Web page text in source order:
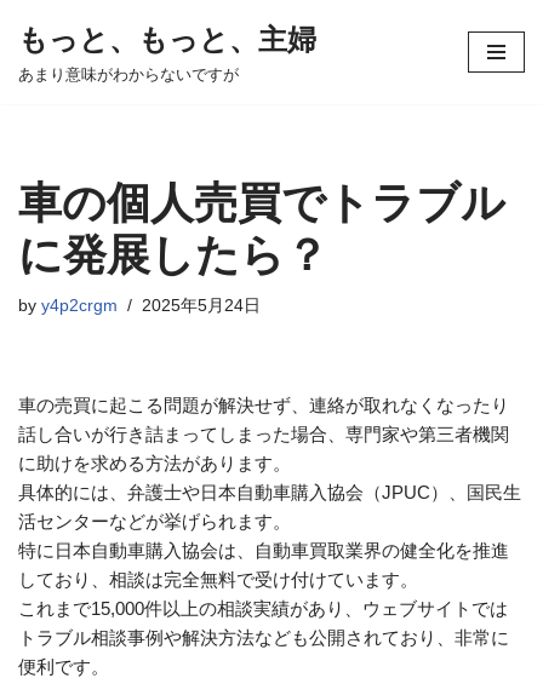
コ
ツ
へ
ス
キ
ッ
もっと、もっと、主婦
あまり意味がわからないですが
車の個人売買でトラブル
に発展したら？
by y4p2crgm 2025年5月24日
車の売買に起こる問題が解決せず、連絡が取れなくなったり
話し合いが行き詰まってしまった場合、専門家や第三者機関
に助けを求める方法があります。
具体的には、弁護士や日本自動車購入協会（JPUC）、国民生
活センターなどが挙げられます。
特に日本自動車購入協会は、自動車買取業界の健全化を推進
しており、相談は完全無料で受け付けています。
これまで15,000件以上の相談実績があり、ウェブサイトでは
トラブル相談事例や解決方法なども公開されており、非常に
便利です。